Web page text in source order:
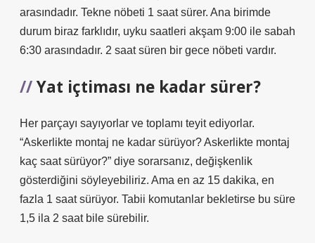
arasındadır. Tekne nöbeti 1 saat sürer. Ana birimde
durum biraz farklıdır, uyku saatleri akşam 9:00 ile sabah
6:30 arasındadır. 2 saat süren bir gece nöbeti vardır.
Yat içtiması ne kadar sürer?
Her parçayı sayıyorlar ve toplamı teyit ediyorlar.
“Askerlikte montaj ne kadar sürüyor? Askerlikte montaj
kaç saat sürüyor?” diye sorarsanız, değişkenlik
gösterdiğini söyleyebiliriz. Ama en az 15 dakika, en
fazla 1 saat sürüyor. Tabii komutanlar bekletirse bu süre
1,5 ila 2 saat bile sürebilir.